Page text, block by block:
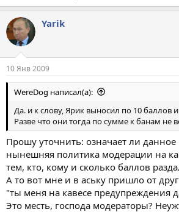
Yarik
10 Янв 2009
WereDog написал(а):
Да. и к слову, Ярик выносил по 10 баллов
Разве что они тогда по сумме к банам не
Прошу уточнить: означает ли
нынешняя политика модерации на
тем, кто, кому и сколько баллов
А то вот мне и в аську пришло от
"ты меня на кавесе предупреждения
Это месть, господа модераторы?